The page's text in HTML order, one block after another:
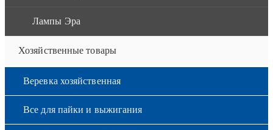
Лампы Эра
Хозяйственные товары
Веревка хозяйственная
Все для пайки и выжигания